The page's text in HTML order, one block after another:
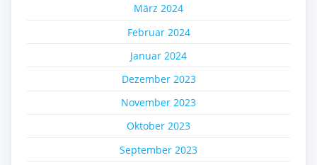
März 2024
Februar 2024
Januar 2024
Dezember 2023
November 2023
Oktober 2023
September 2023